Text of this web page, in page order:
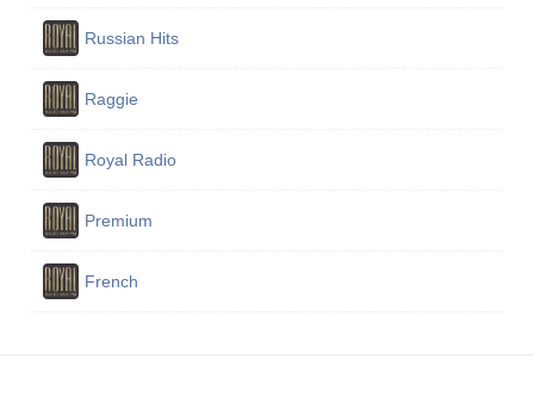
Russian Hits
Raggie
Royal Radio
Premium
French